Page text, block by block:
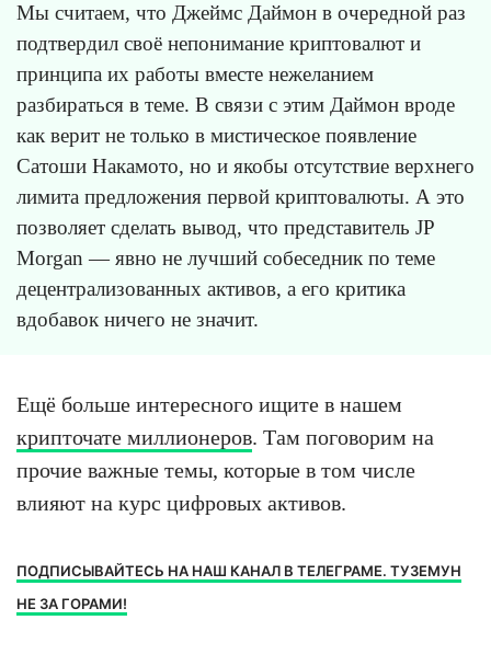
Мы считаем, что Джеймс Даймон в очередной раз
подтвердил своё непонимание криптовалют и
принципа их работы вместе нежеланием
разбираться в теме. В связи с этим Даймон вроде
как верит не только в мистическое появление
Сатоши Накамото, но и якобы отсутствие верхнего
лимита предложения первой криптовалюты. А это
позволяет сделать вывод, что представитель JP
Morgan — явно не лучший собеседник по теме
децентрализованных активов, а его критика
вдобавок ничего не значит.
Ещё больше интересного ищите в нашем
крипточате миллионеров. Там поговорим на
прочие важные темы, которые в том числе
влияют на курс цифровых активов.
ПОДПИСЫВАЙТЕСЬ НА НАШ КАНАЛ В ТЕЛЕГРАМЕ. ТУЗЕМУН
НЕ ЗА ГОРАМИ!